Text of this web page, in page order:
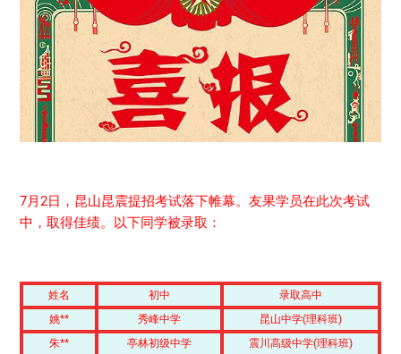
7月2日，昆山昆震提招考试落下帷幕。友果学员在此次考试
中，取得佳绩。以下同学被录取：
姓名 初中
录取高中
姚**
秀峰中学
昆山中学(理科班)
朱**
亭林初级中学 震川高级中学(理科班)